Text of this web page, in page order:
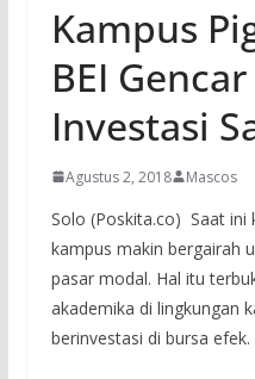
Kampus
BEI
Investasi
Agustus 2, 2018 Mascos
Solo (Poskita.co) Saat ini
kampus makin bergairah
pasar modal. Hal itu
akademika di lingkungan
berinvestasi di bursa efek.